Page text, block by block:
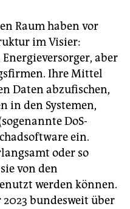
Raum haben vor
im Visier:
aber
Ihre Mittel
Daten abzufischen,
in den Systemen,
DoS-
ein.
oder so
von den
werden können.
bundesweit über